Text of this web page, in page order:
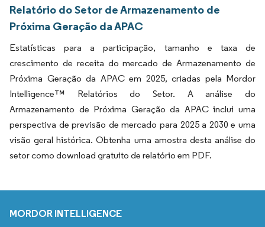
Relatório do Setor de Armazenamento de
Próxima Geração da APAC
Estatísticas para a participação, tamanho e taxa de
crescimento de receita do mercado de Armazenamento de
Próxima Geração da APAC em 2025, criadas pela Mordor
Intelligence™ Relatórios do Setor. A análise do
Armazenamento de Próxima Geração da APAC inclui uma
perspectiva de previsão de mercado para 2025 a 2030 e uma
visão geral histórica. Obtenha uma amostra desta análise do
setor como download gratuito de relatório em PDF.
MORDOR INTELLIGENCE